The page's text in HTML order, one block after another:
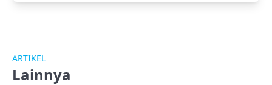
ARTIKEL
Lainnya